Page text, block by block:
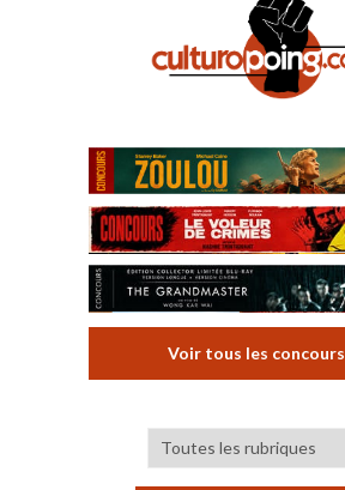
Voir tous les concours